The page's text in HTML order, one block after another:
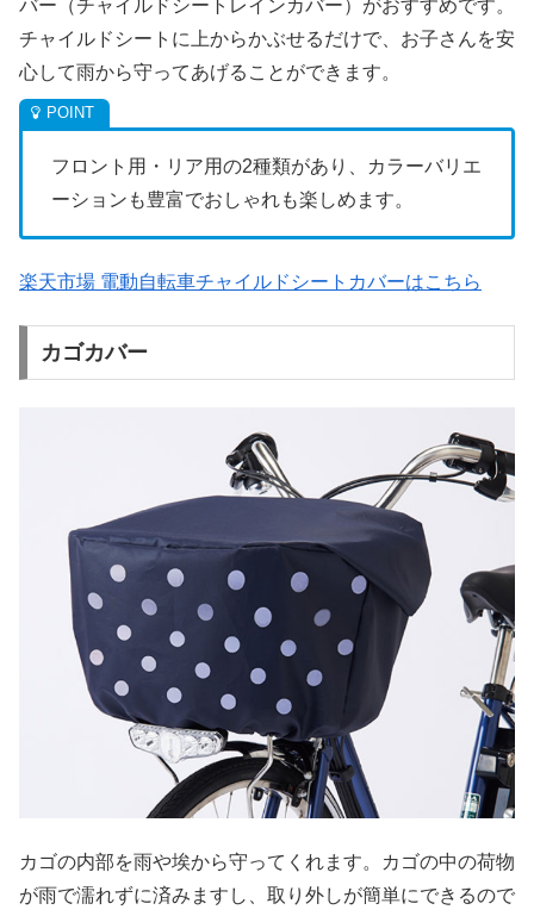
バー（チャイルドシートレインカバー）がおすすめです。
チャイルドシートに上からかぶせるだけで、お子さんを安
心して雨から守ってあげることができます。
フロント用・リア用の2種類があり、カラーバリエ
ーションも豊富でおしゃれも楽しめます。
楽天市場 電動自転車チャイルドシートカバーはこちら
カゴカバー
カゴの内部を雨や埃から守ってくれます。カゴの中の荷物
が雨で濡れずに済みますし、取り外しが簡単にできるので